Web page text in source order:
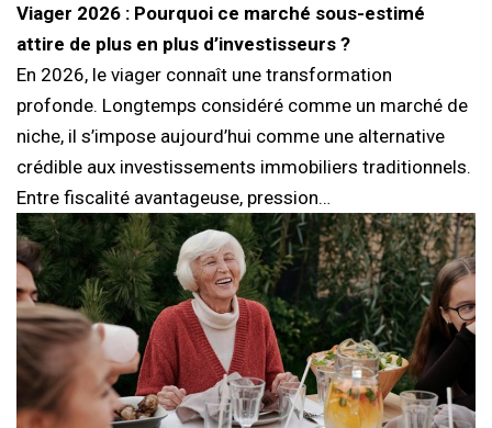
Viager 2026 : Pourquoi ce marché sous-estimé
attire de plus en plus d’investisseurs ?
En 2026, le viager connaît une transformation
profonde. Longtemps considéré comme un marché de
niche, il s’impose aujourd’hui comme une alternative
crédible aux investissements immobiliers traditionnels.
Entre fiscalité avantageuse, pression…